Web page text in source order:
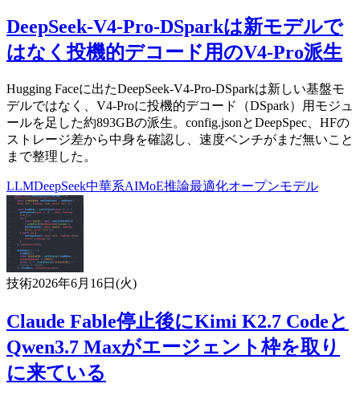
DeepSeek-V4-Pro-DSparkは新モデルで
はなく投機的デコード用のV4-Pro派生
Hugging Faceに出たDeepSeek-V4-Pro-DSparkは新しい基盤モ
デルではなく、V4-Proに投機的デコード（DSpark）用モジュ
ールを足した約893GBの派生。config.jsonとDeepSpec、HFの
ストレージ差から中身を確認し、速度ベンチがまだ無いこと
まで整理した。
LLMDeepSeek中華系AIMoE推論最適化オープンモデル
技術2026年6月16日(火)
Claude Fable停止後にKimi K2.7 Codeと
Qwen3.7 Maxがエージェント枠を取り
に来ている